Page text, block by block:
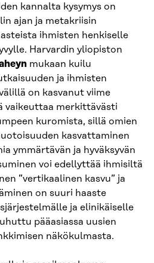
kannalta kysymys on
ajan ja metakriisin
ihmisten henkiselle
Harvardin yliopiston
mukaan kuilu
ja ihmisten
on kasvanut viime
vaikeuttaa merkittävästi
kuromista, sillä omien
kasvattaminen
ymmärtävän ja hyväksyvän
voi edellyttää ihmisiltä
”vertikaalinen kasvu” ja
on suuri haaste
ja elinikäiselle
pääasiassa uusien
näkökulmasta.